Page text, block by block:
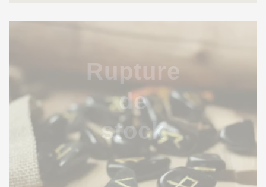
Rupture
de
stock